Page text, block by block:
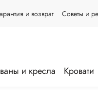
и возврат Советы и
и кресла Кровати